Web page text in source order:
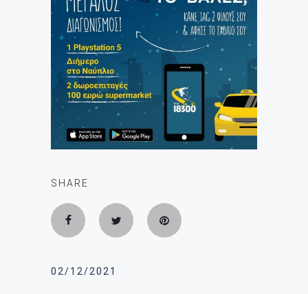
SHARE
02/12/2021